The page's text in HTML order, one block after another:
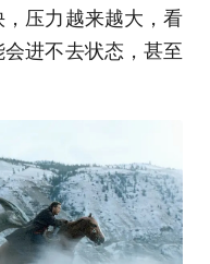
压力越来越大，看
进不去状态，甚至